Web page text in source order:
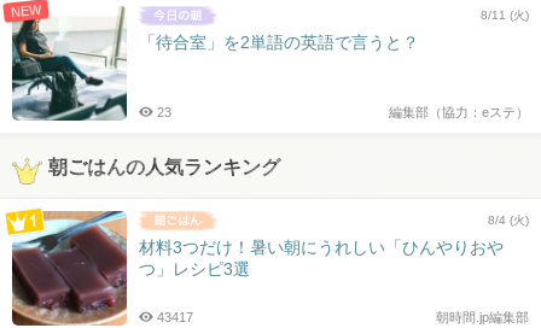
NEW 8/11 (火)
「待合室」を2単語の英語で言うと？
編集部（協力：eステ）
23
朝ごはんの人気ランキング
8/4 (火)
材料3つだけ！暑い朝にうれしい「ひんやりおや
つ」レシピ3選
朝時間.jp編集部
43417